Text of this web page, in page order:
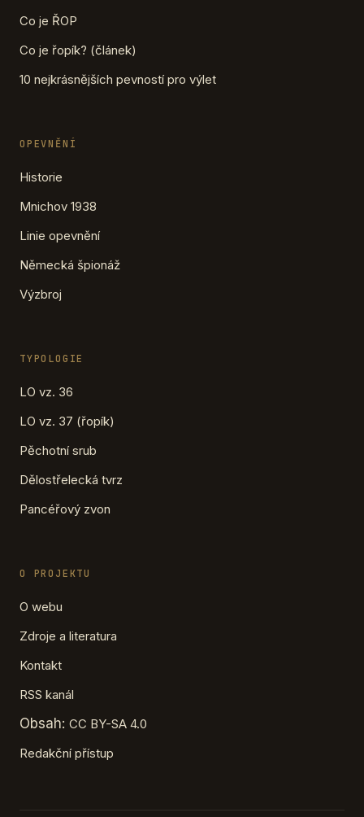
Co je ŘOP
Co je řopík? (článek)
10 nejkrásnějších pevností pro výlet
OPEVNĚNÍ
Historie
Mnichov 1938
Linie opevnění
Německá špionáž
Výzbroj
TYPOLOGIE
LO vz. 36
LO vz. 37 (řopík)
Pěchotní srub
Dělostřelecká tvrz
Pancéřový zvon
O PROJEKTU
O webu
Zdroje a literatura
Kontakt
RSS kanál
Obsah: CC BY-SA 4.0
Redakční přístup